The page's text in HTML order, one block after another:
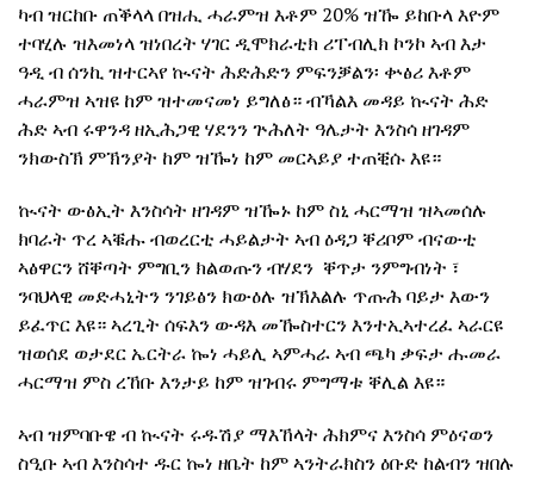
ካብ ዝርከቡ ጠቕላላ በዝሒ ሓራምዝ እቶም 20% ዝዀ ይከቡላ እዮም
ተባሂሉ ዝእመነላ ዝነበረት ሃገር ዲሞክራቲክ ሪፐብሊክ ኮንኮ ኣብ እታ
ዓዲ ብ ሰንኪ ዝተርኣየ ኲናት ሕድሕድን ምፍንቓልን፡ ቍፅሪ እቶም
ሓራምዝ ኣዝዩ ከም ዝተመናመነ ይግለፅ። ብኻልእ መዳይ ኲናት ሕድ
ሕድ ኣብ ሩዋንዳ ዘኢሕጋዊ ሃደንን ጕሕለት ዓሌታት እንስሳ ዘገዳም
ንክውስኽ ምኽንያት ከም ዝዀነ ከም መርኣይያ ተጠቒሱ እዩ።
ኲናት ውፅኢት እንስሳት ዘገዳም ዝዀኑ ከም ስኒ ሓርማዝ ዝኣመሰሉ
ክባራት ጥረ ኣቑሑ ብወረርቲ ሓይልታት ኣብ ዕዳጋ ቐሪቦም ብናውቲ
ኣፅዋርን ሸቐጣት ምግቢን ክልወጡን ብሃደን ቐጥታ ንምግብነት ፣
ንባህላዊ መድሓኒትን ንገይፅን ክውዕሉ ዝኽእልሉ ጥጡሕ ባይታ እውን
ይፈጥር እዩ። ኣረጊት ሰፍእን ውዳእ መዀስተርን እንተኢኣተረፈ ኣራርዩ
ዝወሰደ ወታደር ኤርትራ ኰነ ሓይሊ ኣምሓራ ኣብ ጫካ ቃፍታ ሑመራ
ሓርማዝ ምስ ረኸቡ እንታይ ከም ዝገብሩ ምግማቱ ቐሊል እዩ።
ኣብ ዝምባቡዌ ብ ኲናት ሩዱሽያ ማእኸላት ሕክምና እንስሳ ምዕናወን
ስዒቡ ኣብ እንስሳተ ዱር ኰነ ዘቤት ከም ኣንትራክስን ዕቡድ ከልብን ዝበሉ